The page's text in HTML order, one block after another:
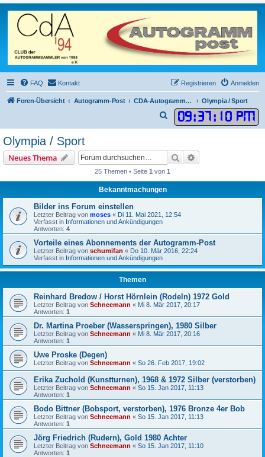
FAQ Kontakt Anmelden
Registrieren
Foren-Übersicht Autogramm-Post CDA-Autogrammkarten Olympia / Sport
09:37: 10 PM
u
h
e
Olympia / Sport
Neues Thema Suche
25 Themen • Seite 1 von 1
Bekanntmachungen
Bilder ins Forum einstellen
Letzter Beitrag von moses « Di 11. Mai 2021, 12:54
Verfasst in Informationen und Ankündigungen
Antworten: 4
Vorteile eines Abonnements der Autogramm-Post
Letzter Beitrag von schumifan « Do 10. Mär 2016, 22:24
Verfasst in Informationen und Ankündigungen
Themen
Reinhard Bredow / Horst Hörnlein (Rodeln) 1972 Gold
Letzter Beitrag von Schneemann « Mi 8. Mär 2017, 20:17
Antworten: 1
Dr. Martina Proeber (Wasserspringen), 1980 Silber
Letzter Beitrag von Schneemann « Mi 8. Mär 2017, 20:16
Antworten: 1
Uwe Proske (Degen)
Letzter Beitrag von Schneemann « So 26. Feb 2017, 19:02
Erika Zuchold (Kunstturnen), 1968 & 1972 Silber (verstorben)
Letzter Beitrag von Schneemann « So 15. Jan 2017, 11:13
Antworten: 1
Bodo Bittner (Bobsport, verstorben), 1976 Bronze 4er Bob
Letzter Beitrag von Schneemann « So 15. Jan 2017, 11:13
Antworten: 1
Jörg Friedrich (Rudern), Gold 1980 Achter
Letzter Beitrag von Schneemann « So 15. Jan 2017, 11:10
Antworten: 1